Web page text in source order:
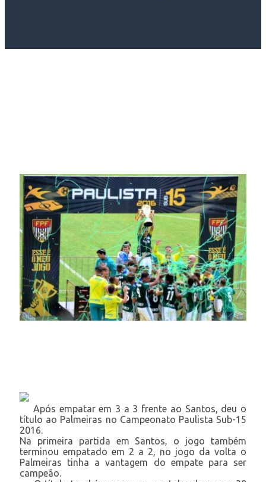
Após empatar em 3 a 3 frente ao Santos, deu o
título ao Palmeiras no Campeonato Paulista Sub-15
2016.
Na primeira partida em Santos, o jogo também
terminou empatado em 2 a 2, no jogo da volta o
Palmeiras tinha a vantagem do empate para ser
campeão.